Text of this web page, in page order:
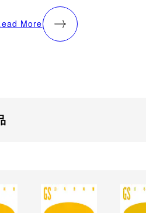
More